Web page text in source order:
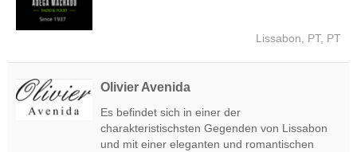
Lissabon, PT, PT
Olivier Avenida
Es befindet sich in einer der
charakteristischsten Gegenden von Lissabon
und mit einer eleganten und romantischen